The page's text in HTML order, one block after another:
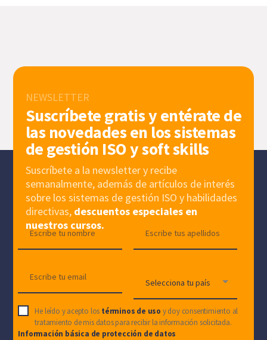
NEWSLETTER
Suscríbete gratis y entérate de
las novedades en los sistemas
de gestión ISO y soft skills
Suscríbete a la newsletter y recibe
semanalmente, además de artículos de interés
sobre los sistemas de gestión ISO y habilidades
directivas, descuentos especiales en
nuestros cursos.
He leído y acepto los términos de uso y doy consentimiento al
tratamiento de mis datos para recibir la información solicitada.
Información básica de protección de datos